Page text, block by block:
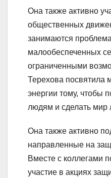
Она также активно
общественных
занимаются
малообеспеченных
ограниченными
Терехова посвятила
энергии тому, чтобы
людям и сделать мир
Она также активно
направленные на
Вместе с коллегами
участие в акциях